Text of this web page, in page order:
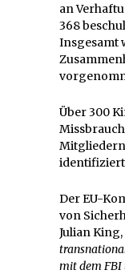
an
368
Insgesamt
Über 300
Der EU-
von
Julian
mit dem FBI